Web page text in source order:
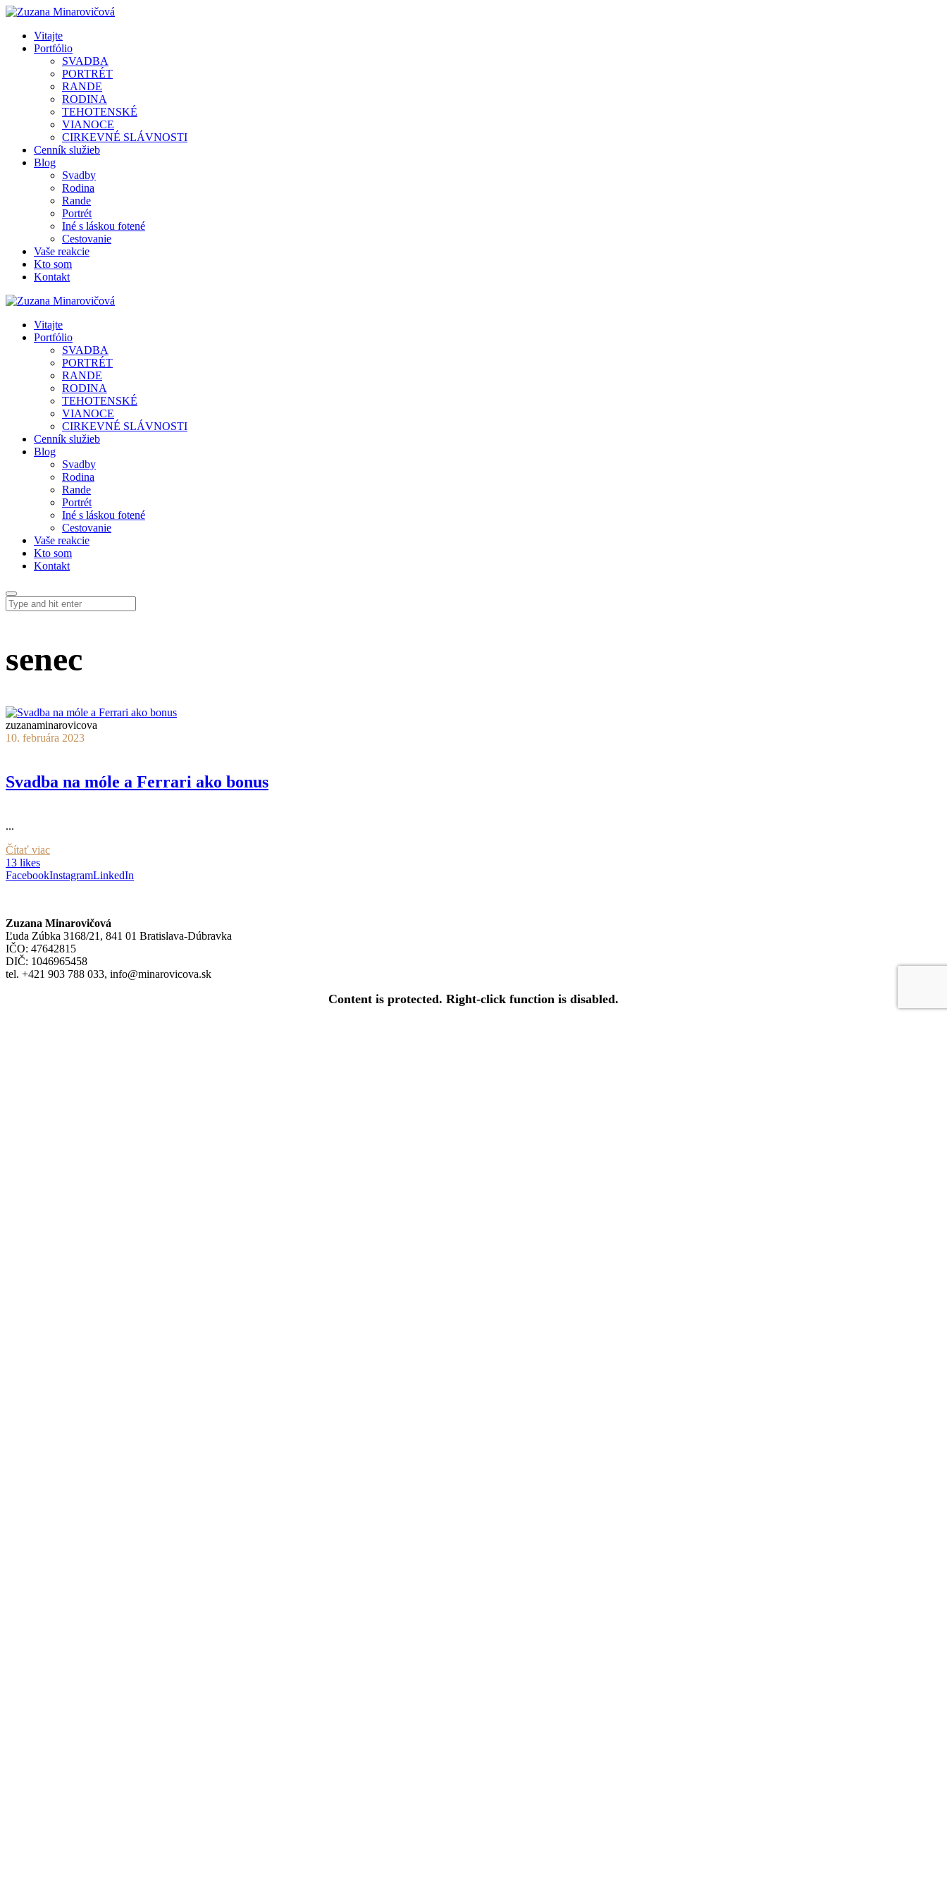
Vitajte
Portfólio
SVADBA
PORTRÉT
RANDE
RODINA
TEHOTENSKÉ
VIANOCE
CIRKEVNÉ SLÁVNOSTI
Cenník služieb
Blog
Svadby
Rodina
Rande
Portrét
Iné s láskou fotené
Cestovanie
Vaše reakcie
Kto som
Kontakt
Vitajte
Portfólio
SVADBA
PORTRÉT
RANDE
RODINA
TEHOTENSKÉ
VIANOCE
CIRKEVNÉ SLÁVNOSTI
Cenník služieb
Blog
Svadby
Rodina
Rande
Portrét
Iné s láskou fotené
Cestovanie
Vaše reakcie
Kto som
Kontakt
senec
zuzanaminarovicova
10. februára 2023
Svadba na móle a Ferrari ako bonus
...
Čítať viac
13 likes
FacebookInstagramLinkedIn
Zuzana Minarovičová
Ľuda Zúbka 3168/21, 841 01 Bratislava-Dúbravka
IČO: 47642815
DIČ: 1046965458
tel. +421 903 788 033, info@minarovicova.sk
Content is protected. Right-click function is disabled.